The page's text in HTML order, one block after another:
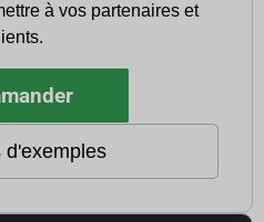
à vos partenaires et
d'exemples